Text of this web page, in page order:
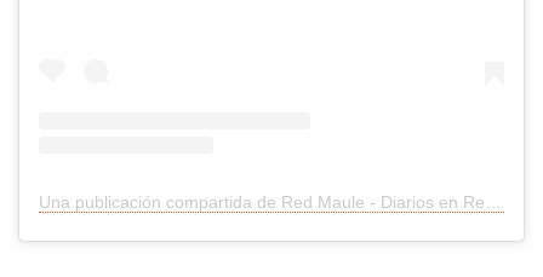
Una publicación compartida de Red Maule - Diarios en Red (@redmaule)